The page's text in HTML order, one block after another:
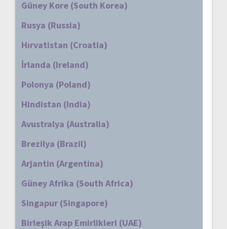
Güney Kore (South Korea)
Rusya (Russia)
Hırvatistan (Croatia)
İrlanda (Ireland)
Polonya (Poland)
Hindistan (India)
Avustralya (Australia)
Brezilya (Brazil)
Arjantin (Argentina)
Güney Afrika (South Africa)
Singapur (Singapore)
Birleşik Arap Emirlikleri (UAE)